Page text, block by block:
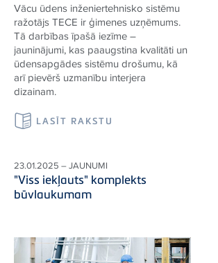
Vācu ūdens inženiertehnisko sistēmu
ražotājsTECE ir ģimenes uzņēmums.
Tā darbības īpašā iezīme –
jauninājumi, kas paaugstina kvalitāti un
ūdensapgādes sistēmu drošumu, kā
arī pievērš uzmanību interjera
dizainam.
LASĪT RAKSTU
23.01.2025 – JAUNUMI
"Viss iekļauts" komplekts
būvlaukumam